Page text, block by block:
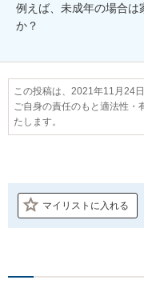
例えば、未成年の場合は
か？
この投稿は、2021年11月24
ご自身の責任のもと適法性
たします。
マイリストに入れる